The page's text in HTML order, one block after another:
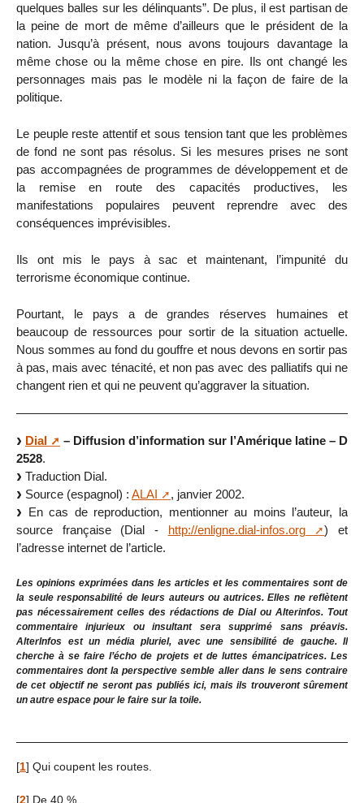
quelques balles sur les délinquants”. De plus, il est partisan de
la peine de mort de même d’ailleurs que le président de la
nation. Jusqu’à présent, nous avons toujours davantage la
même chose ou la même chose en pire. Ils ont changé les
personnages mais pas le modèle ni la façon de faire de la
politique.
Le peuple reste attentif et sous tension tant que les problèmes
de fond ne sont pas résolus. Si les mesures prises ne sont
pas accompagnées de programmes de développement et de
la remise en route des capacités productives, les
manifestations populaires peuvent reprendre avec des
conséquences imprévisibles.
Ils ont mis le pays à sac et maintenant, l’impunité du
terrorisme économique continue.
Pourtant, le pays a de grandes réserves humaines et
beaucoup de ressources pour sortir de la situation actuelle.
Nous sommes au fond du gouffre et nous devons en sortir pas
à pas, mais avec ténacité, et non pas avec des palliatifs qui ne
changent rien et qui ne peuvent qu’aggraver la situation.
Dial
– Diffusion d’information sur l’Amérique latine – D
2528.
Traduction Dial.
Source (espagnol) : ALAI
, janvier 2002.
En cas de reproduction, mentionner au moins l’auteur, la
source française (Dial -
http://enligne.dial-infos.org
) et
l’adresse internet de l’article.
Les opinions exprimées dans les articles et les commentaires sont de
la seule responsabilité de leurs auteurs ou autrices. Elles ne reflètent
pas nécessairement celles des rédactions de Dial ou Alterinfos. Tout
commentaire injurieux ou insultant sera supprimé sans préavis.
AlterInfos est un média pluriel, avec une sensibilité de gauche. Il
cherche à se faire l’écho de projets et de luttes émancipatrices. Les
commentaires dont la perspective semble aller dans le sens contraire
de cet objectif ne seront pas publiés ici, mais ils trouveront sûrement
un autre espace pour le faire sur la toile.
[1] Qui coupent les routes.
[2] De 40 %.